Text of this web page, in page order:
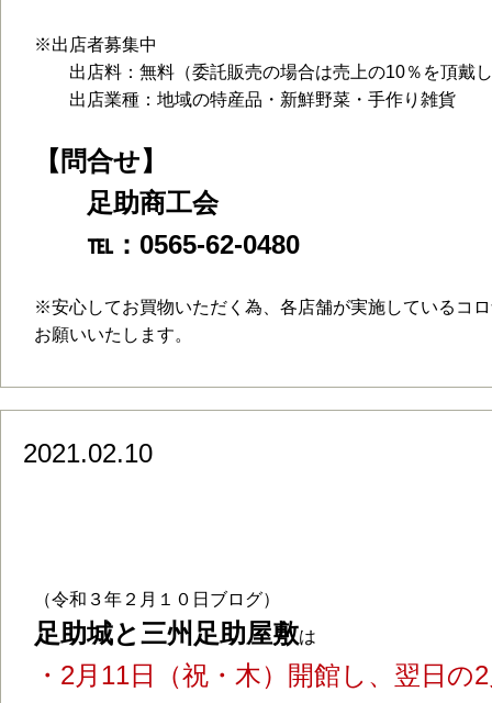
※出店者募集中
出店料：無料（委託販売の場合は売上の10％を頂戴
出店業種：地域の特産品・新鮮野菜・手作り雑貨
【問合せ】
足助商工会
℡：0565-62-0480
※安心してお買物いただく為、各店舗が実施しているコ
お願いいたします。
2021.02.10
（令和３年２月１０日ブログ）
足助城と三州足助屋敷は
・2月11日（祝・木）開館し、翌日の